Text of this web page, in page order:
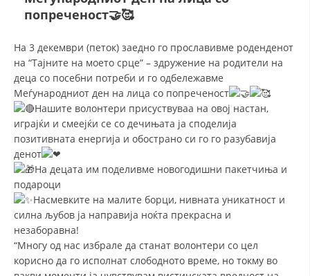
ЧЛЕНСТВО ВО ПРОФЕСИОНАЛНИ ТЕЛА
ЗАКОН ЗА ЦКРМ
СТАТУТ НА ЦКРМ
РАКОВОДЕН ОДБОР
СОБРАНИЕ
СТРУКТУРА И ОРГАНИЗАЦИОНА ПОСТАВЕНОСТ
попреченост🤝🥰
На 3 декември (петок) заедно го прославивме роденденот
на “Тајните на моето срце” – здружение на родители на
деца со посебни потреби и го одбележавме
Меѓународниот ден на лица со попреченост
Нашите волонтери присуствуваа на овој настан,
играјќи и смеејќи се со дечињата ја споделија
позитивната енергија и обострано си го го разубавија
денот
На децата им поделивме новогодишни пакетчиња и
подароци
Насмевките на малите борци, нивната уникатност и
силна љубов ја направија ноќта прекрасна и
незаборавна!
“Многу од нас избрале да станат волонтери со цел
корисно да го исполнат слободното време, но токму во